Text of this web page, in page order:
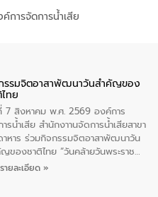
การจัดการน้ำเสีย
รรมจิตอาสาพัฒนาวันสําคัญของ
ทย
7 สิงหาคม พ.ศ. 2569 องค์การ
รน้ำเสีย สำนักงาานจัดการน้ำเสียสาขา
าหาร ร่วมกิจกรรมจิตอาสาพัฒนาวัน
ของชาติไทย “วันคล้ายวันพระราช
สมเด็จพระนางเจ้าสิริกิติ์พระบรม
ายละเอียด »